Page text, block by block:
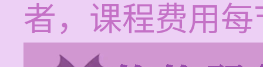
者，课程费用